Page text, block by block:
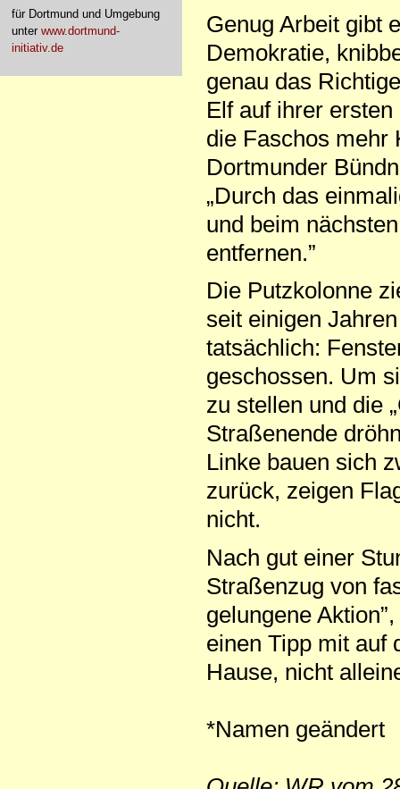
für Dortmund und Umgebung
unter www.dortmund-
initiativ.de
Genug Arbeit gibt
Demokratie,
genau das
Elf auf ihrer
die Faschos mehr
Dortmunder
„Durch das
und beim
entfernen.”
Die Putzkolonne
seit einigen
tatsächlich:
geschossen. Um
zu stellen und die
Straßenende
Linke bauen sich
zurück, zeigen
nicht.
Nach gut einer
Straßenzug von
gelungene
einen Tipp mit auf
Hause, nicht
*Namen geändert